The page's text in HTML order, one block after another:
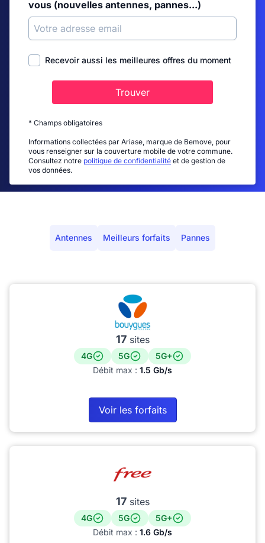
vous (nouvelles antennes, pannes...)
Recevoir aussi les meilleures offres du moment
Trouver
* Champs obligatoires
Informations collectées par Ariase, marque de Bemove, pour
vous renseigner sur la couverture mobile de votre commune.
Consultez notre politique de confidentialité et de gestion de
vos données.
Antennes Meilleurs forfaits Pannes
17sites
4G 5G
5G+
Débit max : 1.5 Gb/s
Voir les forfaits
17sites
4G 5G
5G+
Débit max : 1.6 Gb/s